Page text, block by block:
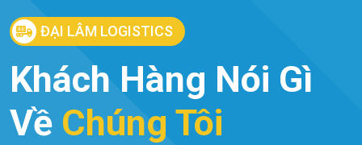
ĐẠI LÂM LOGISTICS
Khách Hàng Nói Gì
Về Chúng Tôi